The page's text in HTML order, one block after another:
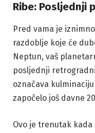
Ribe: Posljednji
Pred vama je
razdoblje koje će
Neptun, vaš
posljednji
označava
započelo još davne
Ovo je trenutak